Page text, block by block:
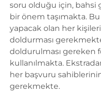
soru olduğu için,
bir önem taşımakta.
yapacak olan her
doldurması
doldurulması gereken
kullanılmakta.
her başvuru
gerekmekte.